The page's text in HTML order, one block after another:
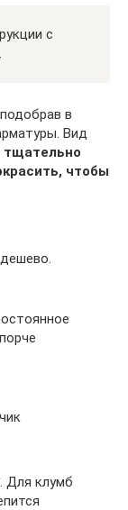
с
в
Вид
тщательно
чтобы
Для клумб